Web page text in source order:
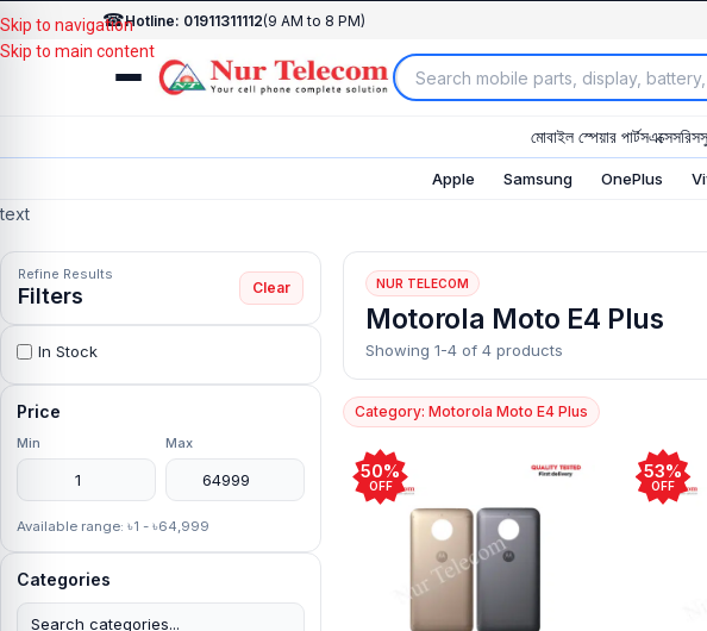
☎Hotline: 01911311112(9 AM to 8 PM)
মোবাইল স্পেয়ার পার্টসএক্সেসরিস
Apple Samsung OnePlus
Skip to navigation
Skip to main content
text
Refine Results
Filters Clear
In Stock
Price
Min Max
Available range: ৳1 - ৳64,999
Categories
NUR TELECOM
Motorola Moto E4 Plus
Showing 1-4 of 4 products
Category: Motorola Moto E4 Plus
50%
OFF
53%
OFF